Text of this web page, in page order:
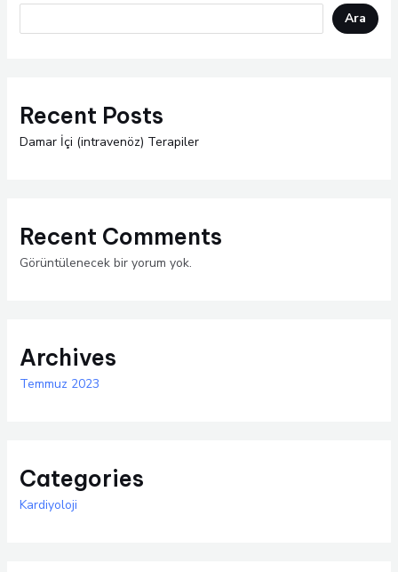
Ara
Recent Posts
Damar İçi (intravenöz) Terapiler
Recent Comments
Görüntülenecek bir yorum yok.
Archives
Temmuz 2023
Categories
Kardiyoloji